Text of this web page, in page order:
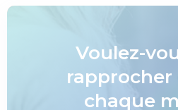
Voulez-
rapprocher
chaque